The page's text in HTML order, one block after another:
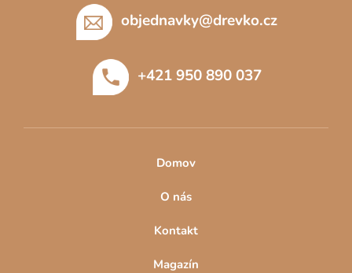
objednavky@drevko.cz
+421 950 890 037
Domov
O nás
Kontakt
Magazín